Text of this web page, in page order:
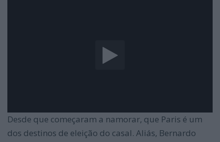
Desde que começaram a namorar, que Paris é um
dos destinos de eleição do casal. Aliás, Bernardo